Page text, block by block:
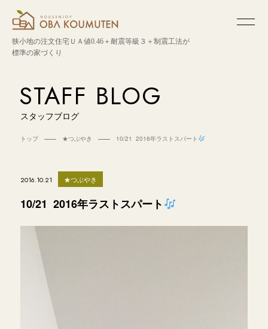
狭小地の注文住宅ＵＡ値0.46＋耐震等級３＋制震工法が
標準の家づくり
STAFF BLOG
スタッフブログ
トップ ★つぶやき 10/21 2016年ラストスパート
2016.10.21 ★つぶやき
10/21 2016年ラストスパート